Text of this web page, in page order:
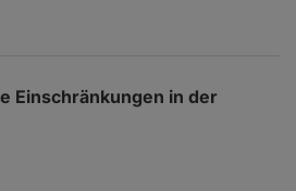
Einschränkungen in der